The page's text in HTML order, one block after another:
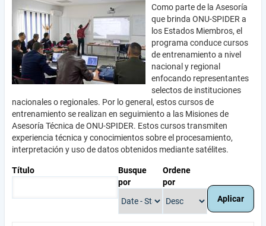
Como parte de la Asesoría
que brinda ONU-SPIDER a
los Estados Miembros, el
programa conduce cursos
de entrenamiento a nivel
nacional y regional
enfocando representantes
selectos de instituciones
nacionales o regionales. Por lo general, estos cursos de
entrenamiento se realizan en seguimiento a las Misiones de
Asesoría Técnica de ONU-SPIDER. Estos cursos transmiten
experiencia técnica y conocimientos sobre el procesamiento,
interpretación y uso de datos obtenidos mediante satélites.
Título
Busque
por
Ordene
por